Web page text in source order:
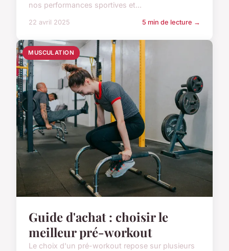
nos performances sportives et...
22 avril 2025 5 min de lecture →
MUSCULATION
Guide d'achat : choisir le
meilleur pré-workout
Le choix d'un pré-workout repose sur plusieurs